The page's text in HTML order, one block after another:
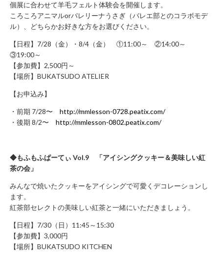
個展に合わせて羊毛フェルト体験会を開催します。
ころころアニマルorバレリーナうさぎ（バレエ部とのコラボモデ
ル）、どちらかお好きな方をお選びください。
【日程】7/28（金）・8/4（金） ①11:00～ ②14:00～
③19:00～
【参加費】2,500円～
【場所】BUKATSUDO ATELIER
【お申込み】
・前期 7/28〜 http://mmlesson-0728.peatix.com/
・後期 8/2〜 http://mmlesson-0802.peatix.com/
◆もふもふぱーてぃ Vol.9 「アイシングクッキー＆美味しい紅
茶の会」
みんなで焼いたクッキーをアイシングで可愛くデコレーションし
ます。
紅茶部セレクトの美味しい紅茶と一緒にいただきましょう。
【日程】7/30（日）11:45～15:30
【参加費】3,000円
【場所】BUKATSUDO KITCHEN
ォ
ー
ム
お
電
話
で
お
問
い
せ
045-
プ
ラ